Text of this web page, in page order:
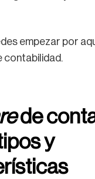
empezar por
contabilidad.
de
y